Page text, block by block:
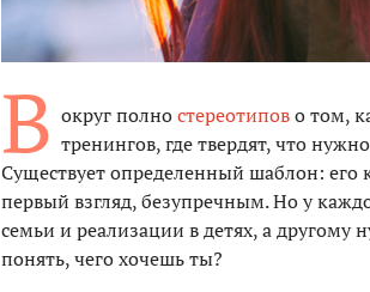
В округ полностереотипово том,
тренингов, где твердят, что
Существует определенный шаблон: его
первый взгляд, безупречным. Но у
семьи и реализации в детях, а другому
понять, чего хочешь ты?